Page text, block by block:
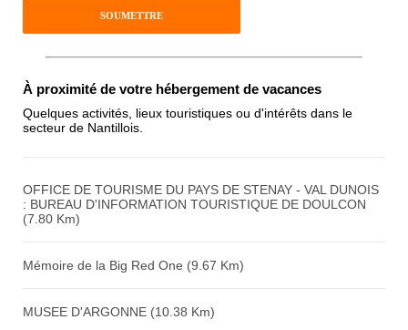
À proximité de votre hébergement de vacances
Quelques activités, lieux touristiques ou d'intérêts dans le
secteur de Nantillois.
OFFICE DE TOURISME DU PAYS DE STENAY - VAL DUNOIS
: BUREAU D'INFORMATION TOURISTIQUE DE DOULCON
(7.80 Km)
Mémoire de la Big Red One (9.67 Km)
MUSEE D'ARGONNE (10.38 Km)